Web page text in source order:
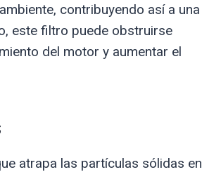
contribuyendo así a una
este filtro puede obstruirse
del motor y aumentar el
atrapa las partículas sólidas en